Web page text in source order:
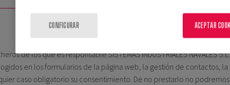
de los que es responsable SISTEMAS INDUSTRIALES NAVALES
en los formularios de la página web, la gestión de contactos,
caso obligatorio su consentimiento. De no prestarlo no
CONFIGURAR ACEPTAR